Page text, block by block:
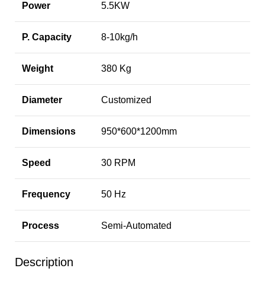
Power 5.5KW
P. Capacity 8-10kg/h
Weight 380 Kg
Diameter Customized
Dimensions 950*600*1200mm
Speed 30 RPM
Frequency 50 Hz
Process Semi-Automated
Description